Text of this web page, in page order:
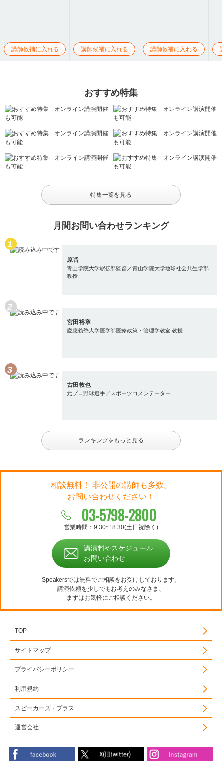
講師候補に入れる 講師候補に入れる 講師候補に入れる
おすすめ特集
特集一覧を見る
月間お問い合わせランキング
原晋
青山学院大学駅伝部監督／青山学院大学地球社会共生学部
教授
宮田裕章
慶應義塾大学医学部医療政策・管理学教室 教授
古田敦也
元プロ野球選手／スポーツコメンテーター
ランキングをもっと見る
相談無料！ 非公開の講師も多数。
お問い合わせください！
03-5798-2800
営業時間：9:30~18:30(土日祝除く)
講演料やスケジュール
お問い合わせ
Speakersでは無料でご相談をお受けしております。
講演依頼を少しでもお考えのみなさま、
まずはお気軽にご相談ください。
TOP
サイトマップ
プライバシーポリシー
利用規約
スピーカーズ・プラス
運営会社